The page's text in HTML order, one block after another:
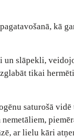
kā
un slāpekli,
tikai
saturošā
ar lielu kāri